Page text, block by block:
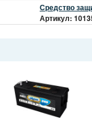
Средство
Артикул: